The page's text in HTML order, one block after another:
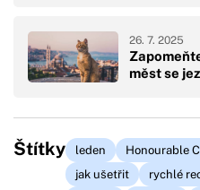
měst se
26. 7. 2025
Štítky leden
Honourable
jak ušetřit
rychlé